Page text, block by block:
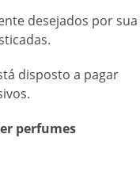
desejados por sua
disposto a pagar
perfumes